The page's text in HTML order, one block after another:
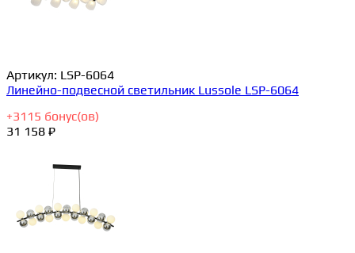
Артикул: LSP-6064
Линейно-подвесной светильник Lussole LSP-6064
+3115 бонус(ов)
31 158 ₽